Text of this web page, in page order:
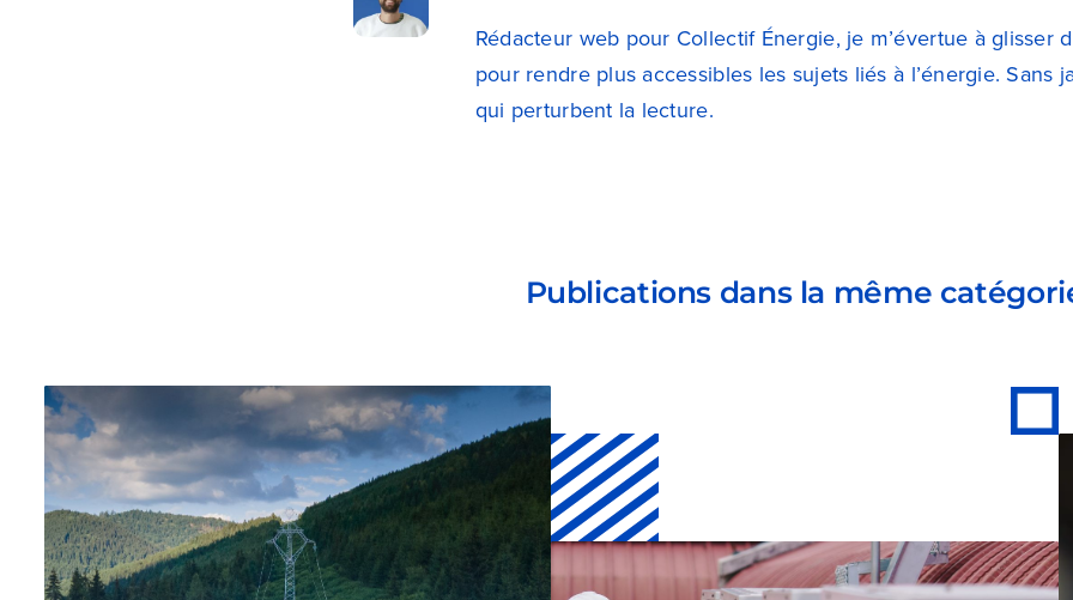
Rédacteur web pour Collectif Énergie, je m’évertue à
pour rendre plus accessibles les sujets liés à l’énergie.
qui perturbent la lecture.
Publications dans la même